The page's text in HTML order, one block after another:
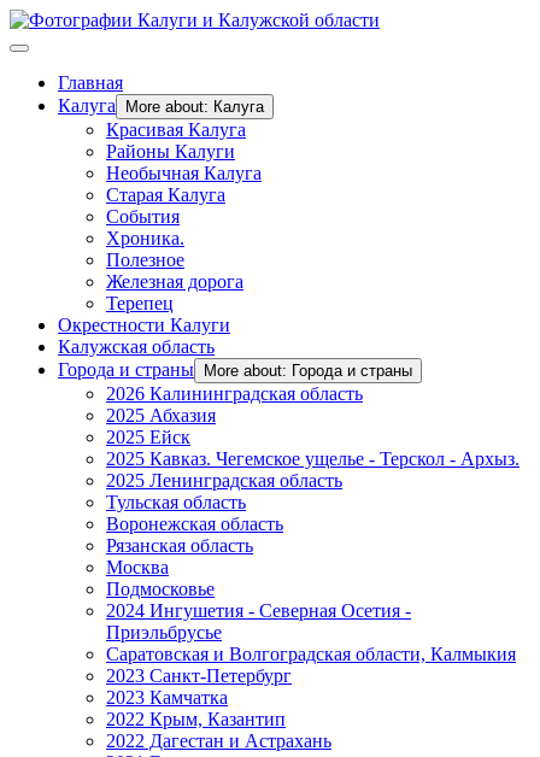
Главная
Калуга
More about: Калуга
Красивая Калуга
Районы Калуги
Необычная Калуга
Старая Калуга
События
Хроника.
Полезное
Железная дорога
Терепец
Окрестности Калуги
Калужская область
Города и страны
More about: Города и страны
2026 Калининградская область
2025 Абхазия
2025 Ейск
2025 Кавказ. Чегемское ущелье - Терскол - Архыз.
2025 Ленинградская область
Тульская область
Воронежская область
Рязанская область
Москва
Подмосковье
2024 Ингушетия - Северная Осетия -
Приэльбрусье
Саратовская и Волгоградская области, Калмыкия
2023 Санкт-Петербург
2023 Камчатка
2022 Крым, Казантип
2022 Дагестан и Астрахань